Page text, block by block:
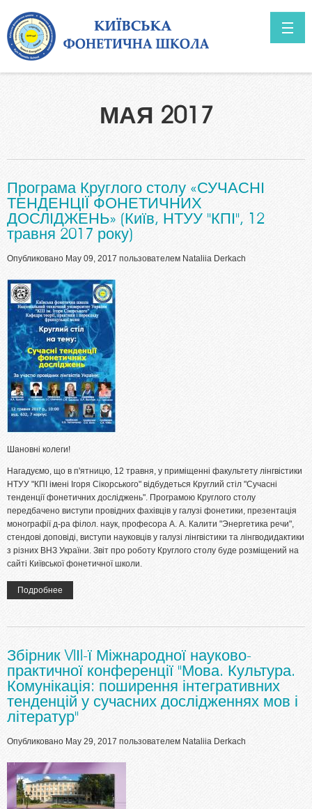
МАЯ 2017
Програма Круглого столу «СУЧАСНІ
ТЕНДЕНЦІЇ ФОНЕТИЧНИХ
ДОСЛІДЖЕНЬ» (Київ, НТУУ "КПІ", 12
травня 2017 року)
Опубликовано May 09, 2017 пользователем Nataliia Derkach
Шановні колеги!
Нагадуємо, що в п'ятницю, 12 травня, у приміщенні факультету лінгвістики
НТУУ "КПІ імені Ігоря Сікорського" відбудеться Круглий стіл "Сучасні
тенденції фонетичних досліджень". Програмою Круглого столу
передбачено виступи провідних фахівців у галузі фонетики, презентація
монографії д-ра філол. наук, професора А. А. Калити "Энергетика речи",
стендові доповіді, виступи науковців у галузі лінгвістики та лінгводидактики
з різних ВНЗ України. Звіт про роботу Круглого столу буде розміщений на
сайті Київської фонетичної школи.
Подробнее
Збірник VIІI-ї Міжнародної науково-
практичної конференції "Мова. Культура.
Комунікація: поширення інтегративних
тенденцій у сучасних дослідженнях мов і
літератур"
Опубликовано May 29, 2017 пользователем Nataliia Derkach